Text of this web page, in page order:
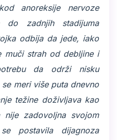
anoreksije nervoze
zadnjih stadijuma
odbija da jede, iako
muči strah od debljine i
da održi nisku
se meri više puta dnevno
težine doživljava kao
nije zadovoljna svojom
postavila dijagnoza